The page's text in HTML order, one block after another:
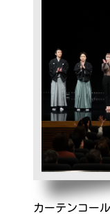
カーテンコール